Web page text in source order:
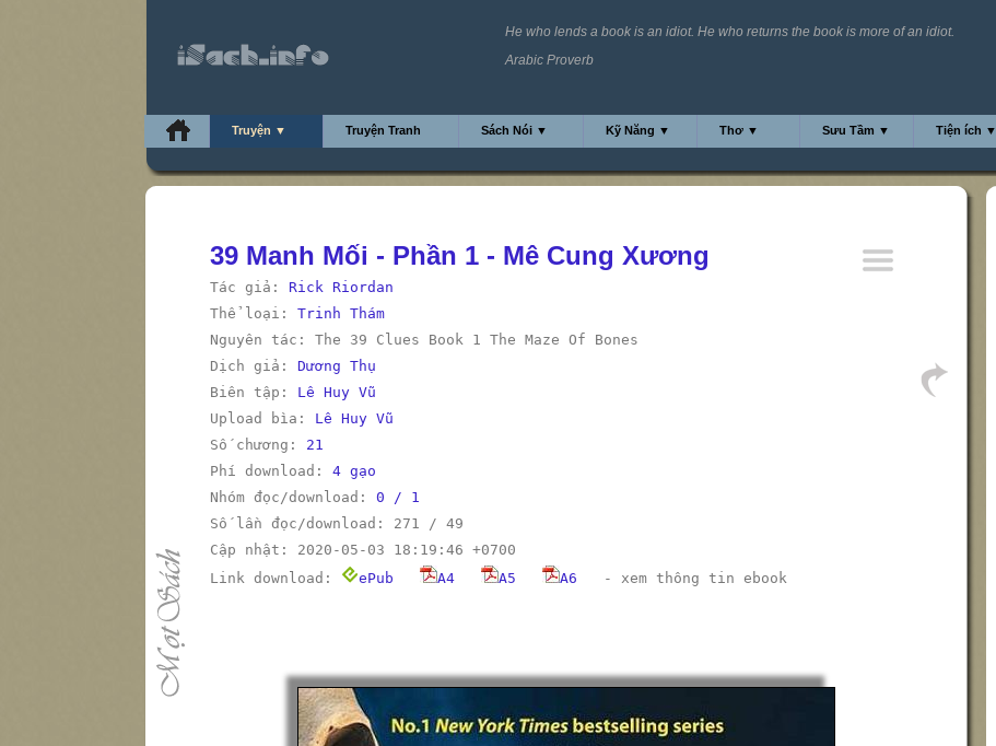
He who lends a book is an idiot. He who returns the book is more of an idiot.
Arabic Proverb
Truyện ▼ Truyện Tranh Sách Nói ▼ Kỹ Năng ▼ Thơ ▼ Sưu Tầm ▼ Tiện ích ▼
39 Manh Mối - Phần 1 - Mê Cung Xương
Tác giả: Rick Riordan
Thể loại: Trinh Thám
Nguyên tác: The 39 Clues Book 1 The Maze Of Bones
Dịch giả: Dương Thụ
Biên tập: Lê Huy Vũ
Upload bìa: Lê Huy Vũ
Số chương: 21
Phí download: 4 gạo
Nhóm đọc/download: 0 / 1
Số lần đọc/download: 271 / 49
Cập nhật: 2020-05-03 18:19:46 +0700
Link download:
ePub A4 A5 A6 - xem thông tin ebook